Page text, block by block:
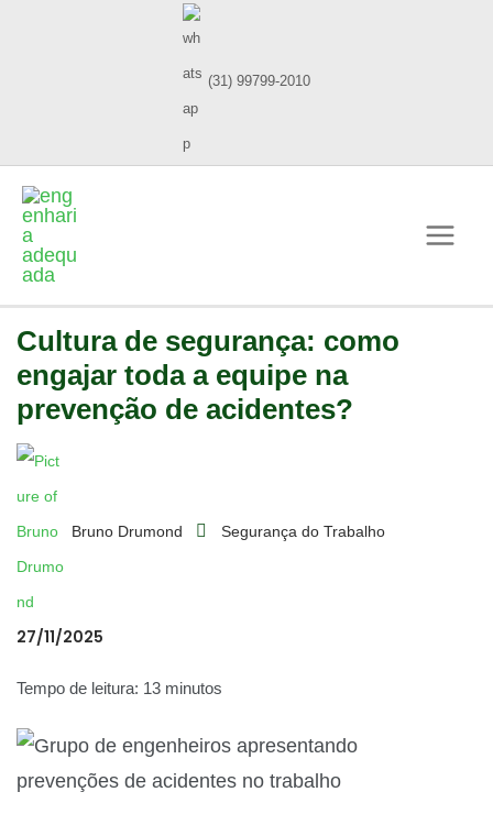
(31) 99799-2010
Cultura de segurança: como
engajar toda a equipe na
prevenção de acidentes?
Bruno Drumond Segurança do Trabalho
27/11/2025
Tempo de leitura: 13 minutos